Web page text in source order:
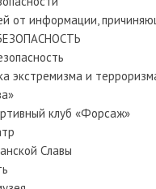
от информации,
экстремизма и
клуб «Форсаж»
Славы